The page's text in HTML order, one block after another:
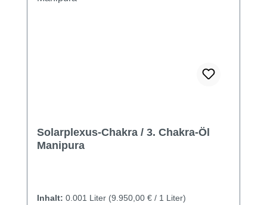
Solarplexus-Chakra / 3. Chakra-Öl
Manipura
Inhalt: 0.001 Liter (9.950,00 € / 1 Liter)